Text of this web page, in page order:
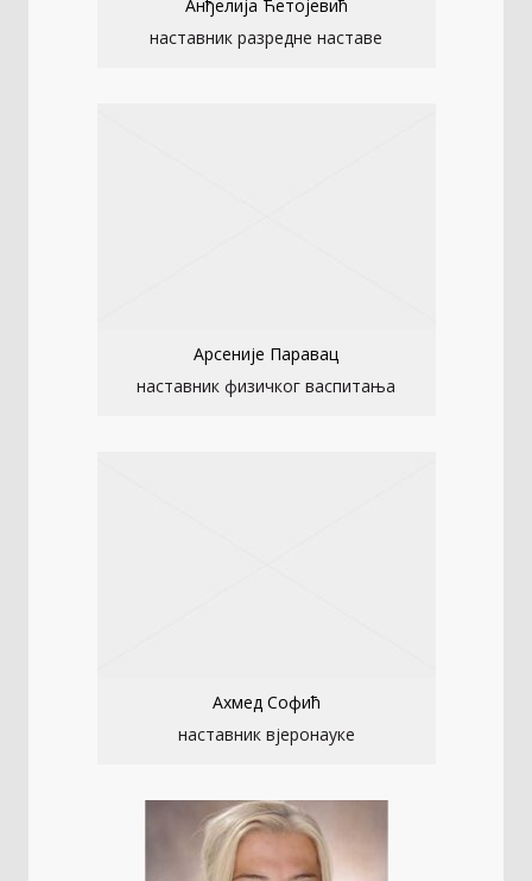
Анђелија Ћетојевић
наставник разредне наставе
Арсеније Паравац
наставник физичког васпитања
Ахмед Софић
наставник вјеронауке